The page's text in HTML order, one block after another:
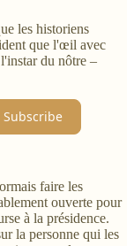
les historiens
que l'œil avec
du nôtre –
Subscribe
faire les
ouverte pour
à la présidence.
la personne qui les